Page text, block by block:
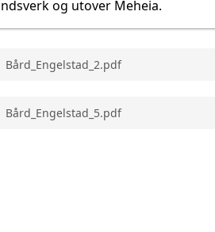
og utover Meheia.
Bård_Engelstad_2.pdf
Bård_Engelstad_5.pdf